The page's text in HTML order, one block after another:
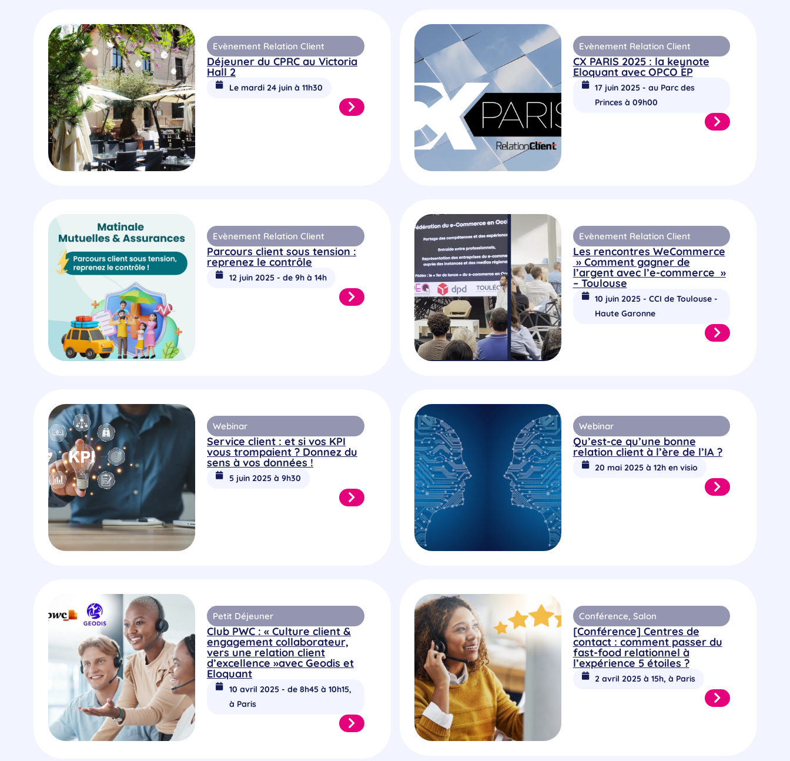
Evènement Relation Client
Déjeuner du CPRC au Victoria
Hall 2
Le mardi 24 juin à 11h30
Evènement Relation Client
CX PARIS 2025 : la keynote
Eloquant avec OPCO EP
17 juin 2025 - au Parc des
Princes à 09h00
Evènement Relation Client
Parcours client sous tension :
reprenez le contrôle
12 juin 2025 - de 9h à 14h
Evènement Relation Client
Les rencontres WeCommerce
» Comment gagner de
l’argent avec l’e-commerce »
– Toulouse
10 juin 2025 - CCI de Toulouse -
Haute Garonne
Webinar
Service client : et si vos KPI
vous trompaient ? Donnez du
sens à vos données !
5 juin 2025 à 9h30
Webinar
Qu’est-ce qu’une bonne
relation client à l’ère de l’IA ?
20 mai 2025 à 12h en visio
Petit Déjeuner
Club PWC : « Culture client &
engagement collaborateur,
vers une relation client
d’excellence »avec Geodis et
Eloquant
10 avril 2025 - de 8h45 à 10h15,
à Paris
Conférence, Salon
[Conférence] Centres de
contact : comment passer du
fast-food relationnel à
l’expérience 5 étoiles ?
2 avril 2025 à 15h, à Paris